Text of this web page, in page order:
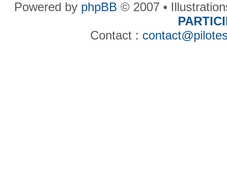
Powered by phpBB © 2007 •
Contact :